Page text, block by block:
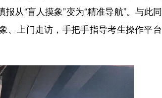
从“盲人摸象”变为“精准导航”。与此
、上门走访，手把手指导考生操作平